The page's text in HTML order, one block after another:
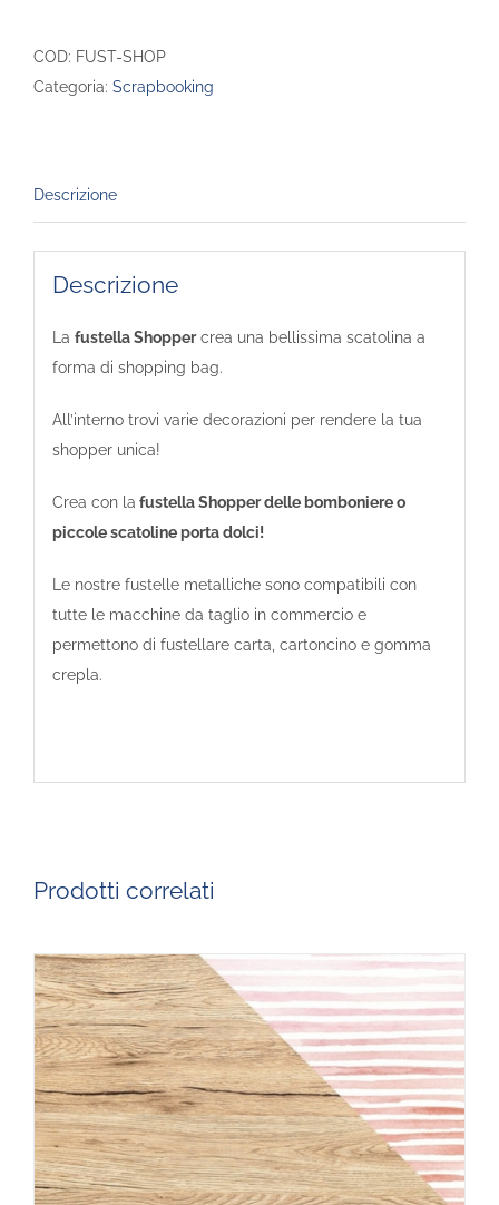
quantità
COD: FUST-SHOP
Categoria: Scrapbooking
Descrizione
Descrizione
La fustella Shoppercrea una bellissima scatolina a
forma di shopping bag.
All’interno trovi varie decorazioni per rendere la tua
shopper unica!
Crea con la fustella Shopper delle bomboniere o
piccole scatoline porta dolci!
Le nostre fustelle metalliche sono compatibili con
tutte le macchine da taglio in commercio e
permettono di fustellare carta, cartoncino e gomma
crepla.
Prodotti correlati